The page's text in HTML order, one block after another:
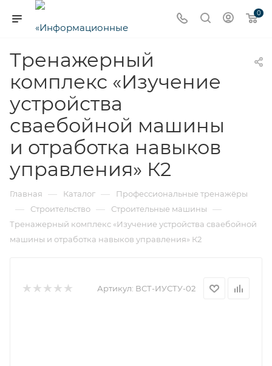
0
Тренажерный
комплекс «Изучение
устройства
сваебойной машины
и отработка навыков
управления» К2
Главная — Каталог — Профессиональные тренажёры
— Строительство — Строительные машины —
Тренажерный комплекс «Изучение устройства сваебойной
машины и отработка навыков управления» К2
Артикул: ВСТ-ИУСТУ-02